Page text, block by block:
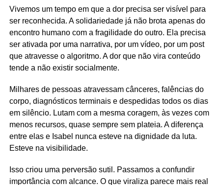
Vivemos um tempo em que a dor precisa ser visível para
ser reconhecida. A solidariedade já não brota apenas do
encontro humano com a fragilidade do outro. Ela precisa
ser ativada por uma narrativa, por um vídeo, por um post
que atravesse o algoritmo. A dor que não vira conteúdo
tende a não existir socialmente.
Milhares de pessoas atravessam cânceres, falências do
corpo, diagnósticos terminais e despedidas todos os dias
em silêncio. Lutam com a mesma coragem, às vezes com
menos recursos, quase sempre sem plateia. A diferença
entre elas e Isabel nunca esteve na dignidade da luta.
Esteve na visibilidade.
Isso criou uma perversão sutil. Passamos a confundir
importância com alcance. O que viraliza parece mais real